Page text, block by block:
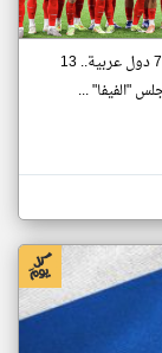
الساعة
والمباشرة
بينهم ممثلو 7 دول عربية.. 13
"الفيفا" ...